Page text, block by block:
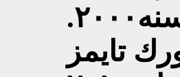
مواقع التراث العالمي سنه٢٠٠٠.
تايمز